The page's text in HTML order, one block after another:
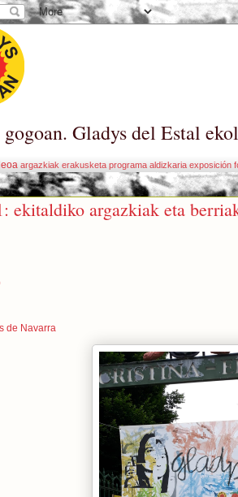
Gladys del Estal
argazkiak erakusketa programa aldizkaria exposición
ekitaldiko argazkiak eta
de Navarra